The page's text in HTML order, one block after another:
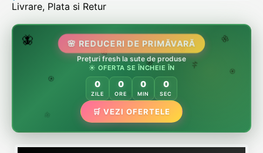
Livrare, Plata si Retur
🌸
🌸
🌿
🌸
🏵️
🌷
🦋 🌸 REDUCERI DE PRIMĂVARĂ
Prețuri fresh la sute de produse
☀️ OFERTA SE ÎNCHEIE ÎN
0
ZILE
0
ORE
0
MIN
0
SEC
🛒 VEZI OFERTELE